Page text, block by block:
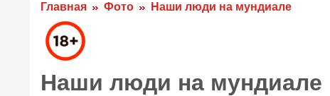
Главная Фото Наши люди на мундиале
Наши люди на мундиале